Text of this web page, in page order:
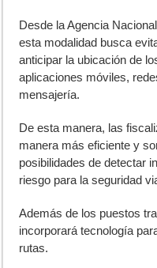
Desde la Agencia
esta modalidad busca
anticipar la ubicación de
aplicaciones móviles,
mensajería.
De esta manera, las
manera más eficiente y
posibilidades de detectar
riesgo para la seguridad
Además de los puestos
incorporará tecnología
rutas.